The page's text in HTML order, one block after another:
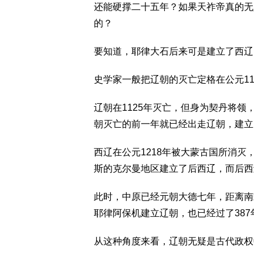
还能硬撑二十五年？如果天祚帝真的
的？
要知道，耶律大石后来可是建立了西
史学家一般把辽朝的灭亡定格在公元
辽朝在1125年灭亡，但身为契丹将领
朝灭亡的前一年就已经出走辽朝，建立
西辽在公元1218年被大蒙古国所消灭
斯的克尔曼地区建立了后西辽，而后
此时，中原已经元朝大德七年，距离
耶律阿保机建立辽朝，也已经过了387
从这种角度来看，辽朝无疑是古代政